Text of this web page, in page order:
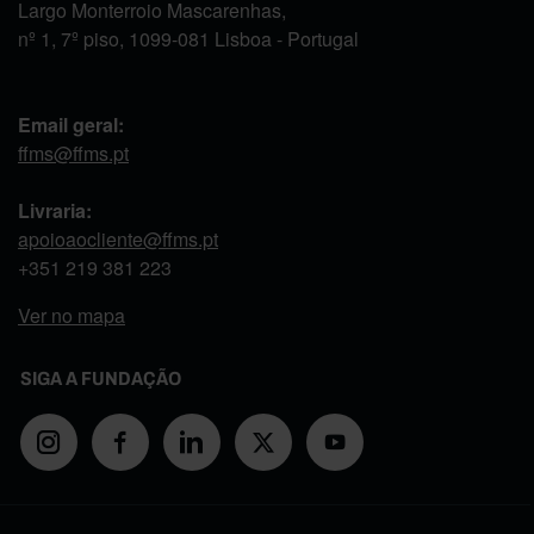
Largo Monterroio Mascarenhas,
nº 1, 7º piso, 1099-081 Lisboa - Portugal
Email geral:
ffms@ffms.pt
Livraria:
apoioaocliente@ffms.pt
+351 219 381 223
Ver no mapa
SIGA A FUNDAÇÃO